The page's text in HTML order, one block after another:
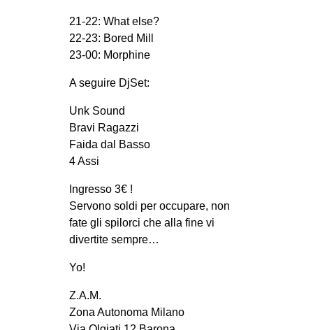
INTERNAZIONALE
AFRICA
AMERICHE
ESTREMO ORIENTE
EUROPA
EVENTI
21-22: What else?
22-23: Bored Mill
23-00: Morphine
A seguire DjSet:
Unk Sound
Bravi Ragazzi
Faida dal Basso
4 Assi
Ingresso 3€ !
Servono soldi per occupare, non
fate gli spilorci che alla fine vi
divertite sempre…
Yo!
Z.A.M.
Zona Autonoma Milano